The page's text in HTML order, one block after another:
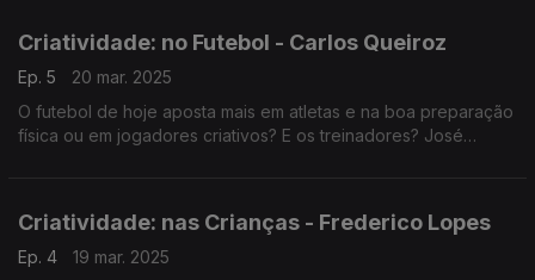
Criatividade: no Futebol - Carlos Queiroz
Ep. 5
20 mar. 2025
O futebol de hoje aposta mais em atletas e na boa preparação
física ou em jogadores criativos? E os treinadores? José
Criatividade: nas Crianças - Frederico Lopes
Ep. 4
19 mar. 2025